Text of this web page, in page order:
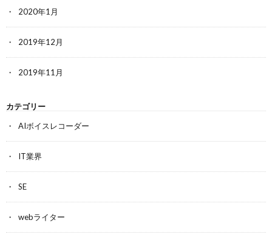
2020年1月
2019年12月
2019年11月
カテゴリー
AIボイスレコーダー
IT業界
SE
webライター